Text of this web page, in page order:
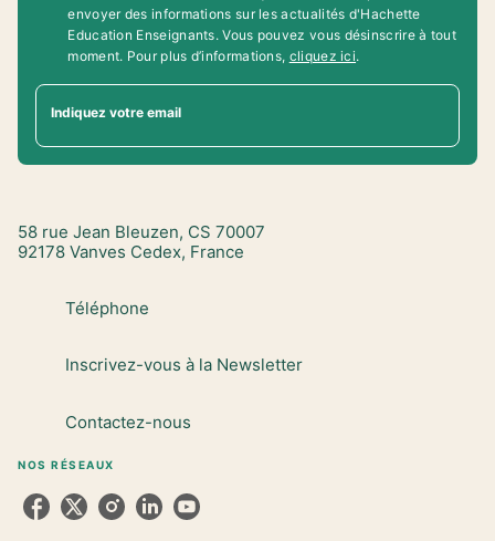
envoyer des informations sur les actualités d'Hachette
Education Enseignants. Vous pouvez vous désinscrire à tout
moment. Pour plus d’informations, cliquez ici.
Indiquez votre email
58 rue Jean Bleuzen, CS 70007
92178 Vanves Cedex, France
Téléphone
Inscrivez-vous à la Newsletter
Contactez-nous
NOS RÉSEAUX